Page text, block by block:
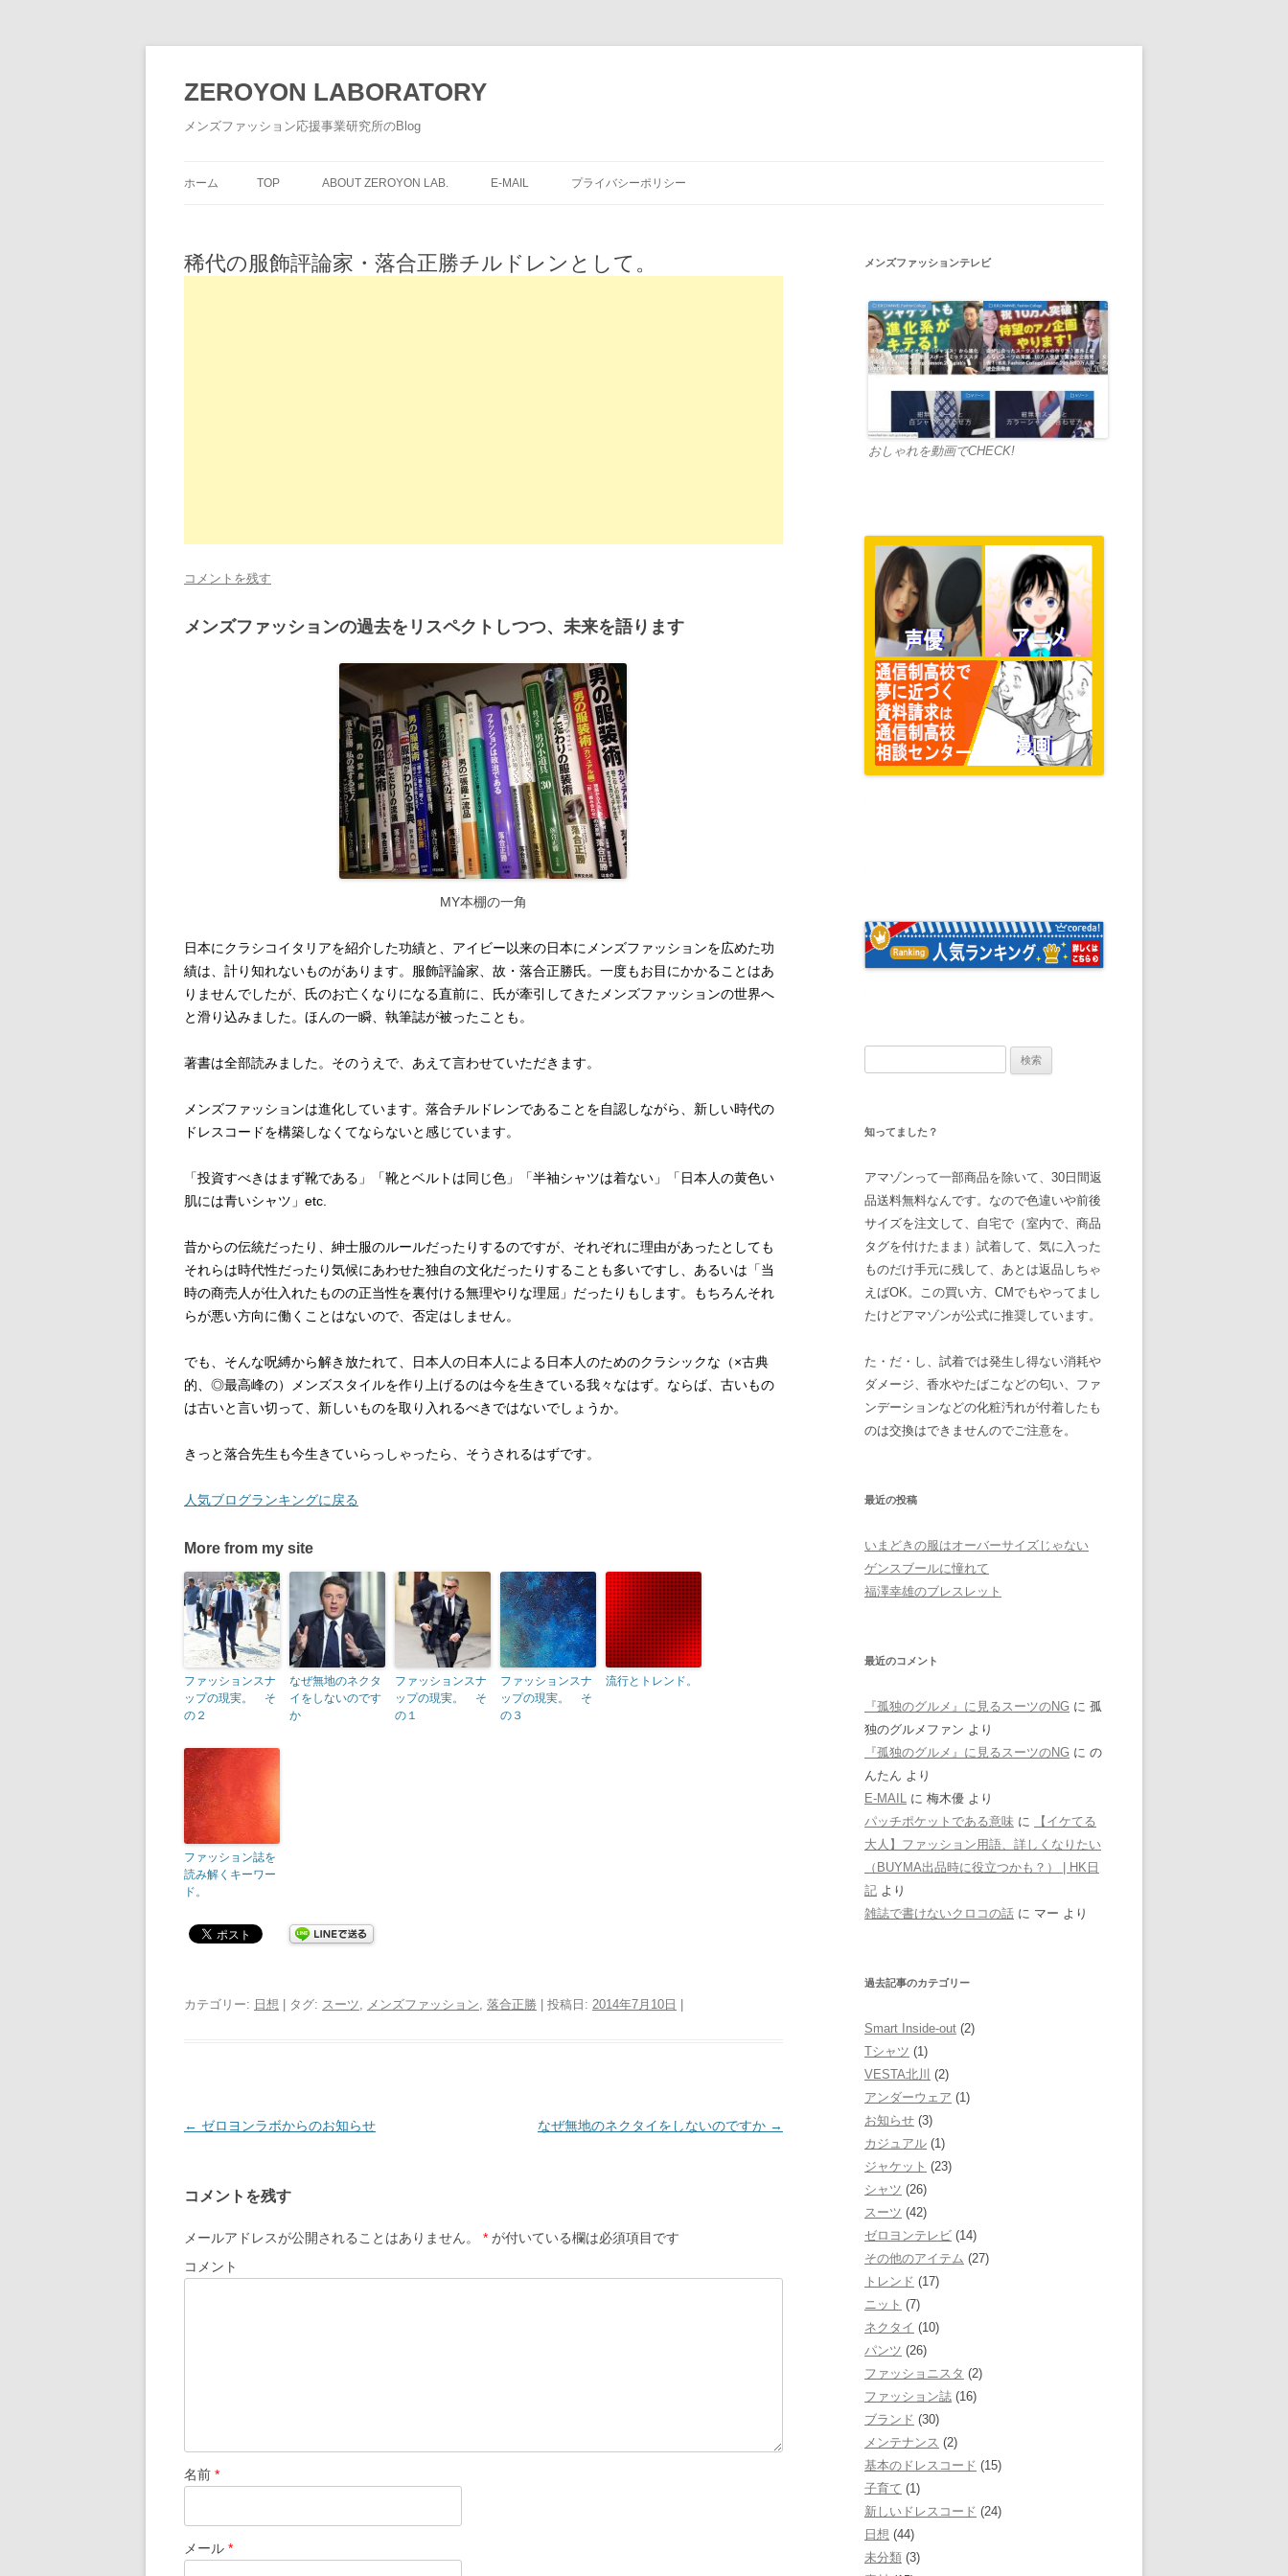
ZEROYON LABORATORY
メンズファッション応援事業研究所のBlog
ン
ッ
ホーム TOP ABOUT ZEROYON LAB. E-MAIL プライバシーポリシー
稀代の服飾評論家・落合正勝チルドレンとして。
コメントを残す
メンズファッションの過去をリスペクトしつつ、未来を語ります
MY本棚の一角
日本にクラシコイタリアを紹介した功績と、アイビー以来の日本にメンズファッションを広めた功
績は、計り知れないものがあります。服飾評論家、故・落合正勝氏。一度もお目にかかることはあ
りませんでしたが、氏のお亡くなりになる直前に、氏が牽引してきたメンズファッションの世界へ
と滑り込みました。ほんの一瞬、執筆誌が被ったことも。
著書は全部読みました。そのうえで、あえて言わせていただきます。
メンズファッションは進化しています。落合チルドレンであることを自認しながら、新しい時代の
ドレスコードを構築しなくてならないと感じています。
「投資すべきはまず靴である」「靴とベルトは同じ色」「半袖シャツは着ない」「日本人の黄色い
肌には青いシャツ」etc.
昔からの伝統だったり、紳士服のルールだったりするのですが、それぞれに理由があったとしても
それらは時代性だったり気候にあわせた独自の文化だったりすることも多いですし、あるいは「当
時の商売人が仕入れたものの正当性を裏付ける無理やりな理屈」だったりもします。もちろんそれ
らが悪い方向に働くことはないので、否定はしません。
でも、そんな呪縛から解き放たれて、日本人の日本人による日本人のためのクラシックな（×古典
的、◎最高峰の）メンズスタイルを作り上げるのは今を生きている我々なはず。ならば、古いもの
は古いと言い切って、新しいものを取り入れるべきではないでしょうか。
きっと落合先生も今生きていらっしゃったら、そうされるはずです。
人気ブログランキングに戻る
More from my site
ファッションスナ
ップの現実。 そ
の２
なぜ無地のネクタ
イをしないのです
か
ファッションスナ
ップの現実。 そ
の１
ファッションスナ
ップの現実。 そ
の３
流行とトレンド。
ファッション誌を
読み解くキーワー
ド。
カテゴリー: 日想 | タグ: スーツ, メンズファッション, 落合正勝 | 投稿日: 2014年7月10日
投
ビ
ゲ
ー
← ゼロヨンラボからのお知らせ なぜ無地のネクタイをしないのですか →
コメントを残す
メールアドレスが公開されることはありません。 * が付いている欄は必須項目です
コメント
名前 *
メール *
メンズファッションテレビ
おしゃれを動画でCHECK!
知ってました？
アマゾンって一部商品を除いて、30日間返
品送料無料なんです。なので色違いや前後
サイズを注文して、自宅で（室内で、商品
タグを付けたまま）試着して、気に入った
ものだけ手元に残して、あとは返品しちゃ
えばOK。この買い方、CMでもやってまし
たけどアマゾンが公式に推奨しています。
た・だ・し、試着では発生し得ない消耗や
ダメージ、香水やたばこなどの匂い、ファ
ンデーションなどの化粧汚れが付着したも
のは交換はできませんのでご注意を。
最近の投稿
いまどきの服はオーバーサイズじゃない
ゲンスブールに憧れて
福澤幸雄のブレスレット
最近のコメント
『孤独のグルメ』に見るスーツのNG に 孤
独のグルメファン より
『孤独のグルメ』に見るスーツのNG に の
んたん より
E-MAIL に 梅木優 より
パッチポケットである意味 に
【イケてる
大人】ファッション用語、詳しくなりたい
（BUYMA出品時に役立つかも？） | HK日
記 より
雑誌で書けないクロコの話 に マー より
過去記事のカテゴリー
Smart Inside-out (2)
Tシャツ (1)
VESTA北川 (2)
アンダーウェア (1)
お知らせ (3)
カジュアル (1)
ジャケット (23)
シャツ (26)
スーツ (42)
ゼロヨンテレビ (14)
その他のアイテム (27)
トレンド (17)
ニット (7)
ネクタイ (10)
パンツ (26)
ファッショニスタ (2)
ファッション誌 (16)
ブランド (30)
メンテナンス (2)
基本のドレスコード (15)
子育て (1)
新しいドレスコード (24)
日想 (44)
未分類 (3)